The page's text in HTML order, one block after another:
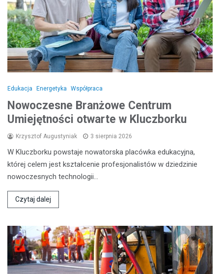
Edukacja Energetyka Współpraca
Nowoczesne Branżowe Centrum
Umiejętności otwarte w Kluczborku
Krzysztof Augustyniak 3 sierpnia 2026
W Kluczborku powstaje nowatorska placówka edukacyjna,
której celem jest kształcenie profesjonalistów w dziedzinie
nowoczesnych technologii…
Czytaj dalej